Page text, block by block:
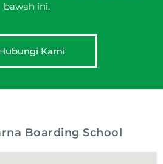
bawah ini.
Kami
Boarding School